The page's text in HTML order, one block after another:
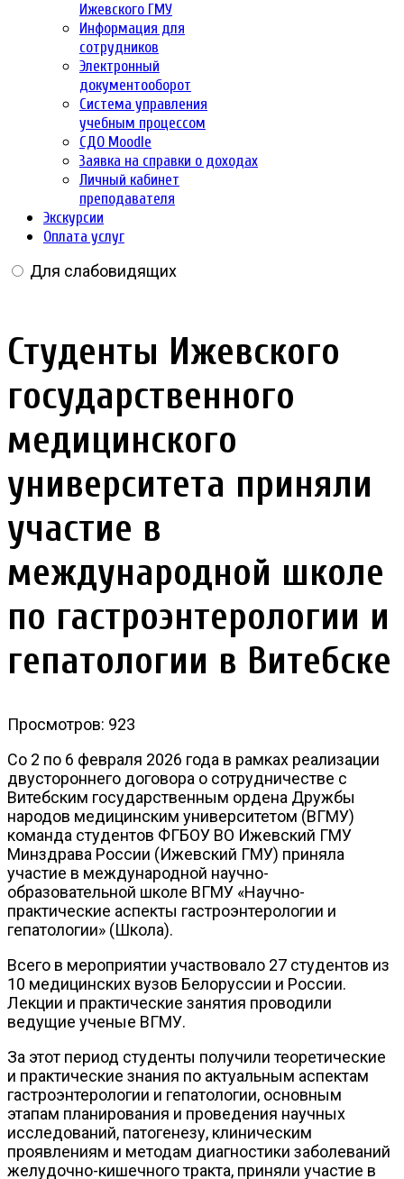
Ижевского ГМУ
Информация для
сотрудников
Электронный
документооборот
Система управления
учебным процессом
СДО Moodle
Заявка на справки о доходах
Личный кабинет
преподавателя
Экскурсии
Оплата услуг
Для слабовидящих
Студенты Ижевского
государственного
медицинского
университета приняли
участие в
международной школе
по гастроэнтерологии и
гепатологии в Витебске
Просмотров: 923
Со 2 по 6 февраля 2026 года в рамках реализации
двустороннего договора о сотрудничестве с
Витебским государственным ордена Дружбы
народов медицинским университетом (ВГМУ)
команда студентов ФГБОУ ВО Ижевский ГМУ
Минздрава России (Ижевский ГМУ) приняла
участие в международной научно-
образовательной школе ВГМУ «Научно-
практические аспекты гастроэнтерологии и
гепатологии» (Школа).
Всего в мероприятии участвовало 27 студентов из
10 медицинских вузов Белоруссии и России.
Лекции и практические занятия проводили
ведущие ученые ВГМУ.
За этот период студенты получили теоретические
и практические знания по актуальным аспектам
гастроэнтерологии и гепатологии, основным
этапам планирования и проведения научных
исследований, патогенезу, клиническим
проявлениям и методам диагностики заболеваний
желудочно-кишечного тракта, приняли участие в